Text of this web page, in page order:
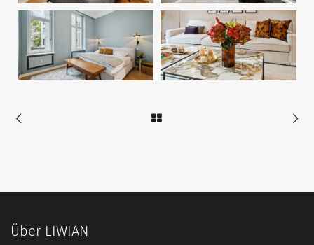
Über LIWIAN